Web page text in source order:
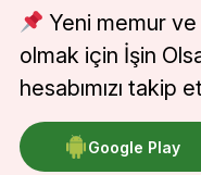
Yeni memur ve
olmak için İşin
hesabımızı takip
Google Play